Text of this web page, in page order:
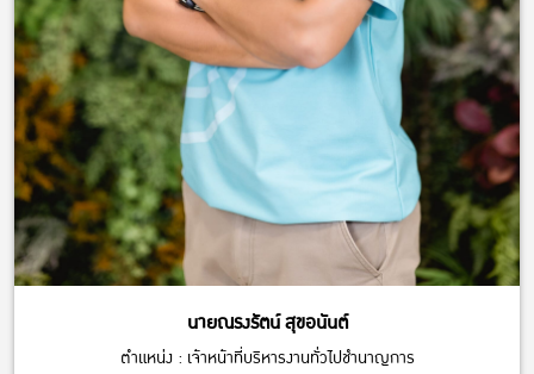
นายณรงรัตน์ สุขอนันต์
ตำแหน่ง : เจ้าหน้าที่บริหารงานทั่วไปชำนาญการ